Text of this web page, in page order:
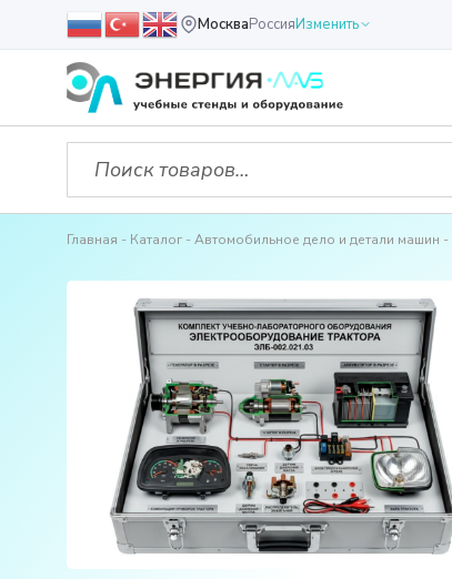
МоскваРоссияИзменить
Главная Каталог Автомобильное дело и детали машин